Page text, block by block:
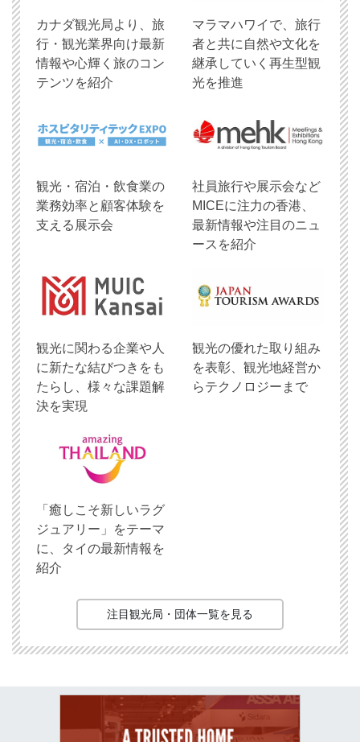
​カナダ観光局より、旅
行・観光業界向け最新
情報や心輝く旅のコン
テンツを紹介
マラマハワイで、旅行
者と共に自然や文化を
継承していく再生型観
光を推進
観光・宿泊・飲食業の
業務効率と顧客体験を
支える展示会
社員旅行や展示会など
MICEに注力の香港、
最新情報や注目のニュ
ースを紹介
観光に関わる企業や人
に新たな結びつきをも
たらし、様々な課題解
決を実現
観光の優れた取り組み
を表彰、観光地経営か
らテクノロジーまで
「癒しこそ新しいラグ
ジュアリー」をテーマ
に、タイの最新情報を
紹介
注目観光局・団体一覧を見る